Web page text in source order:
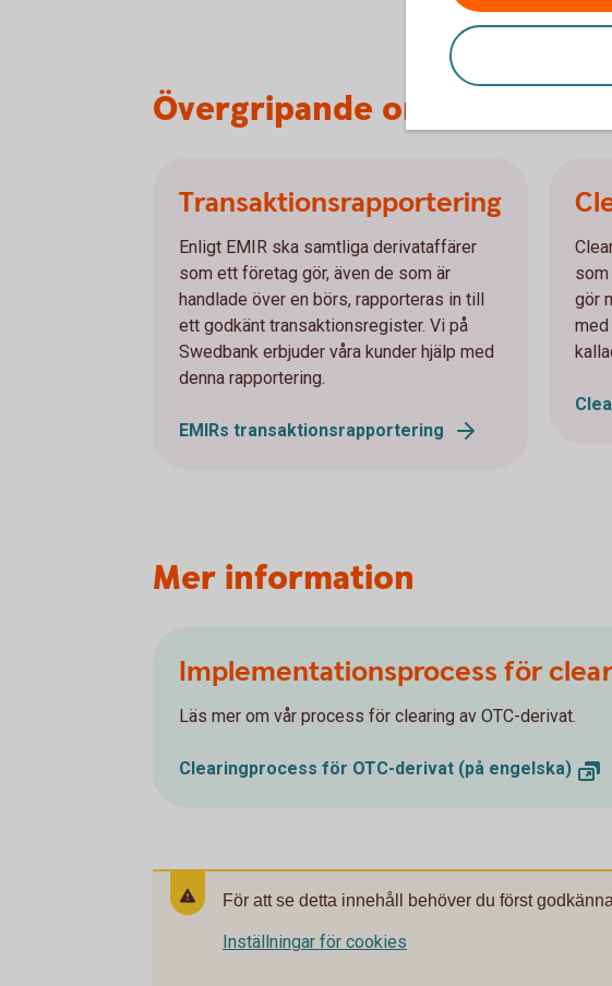
Övergripande områden
Transaktionsrapportering
Enligt EMIR ska samtliga derivataffärer
som ett företag gör, även de som är
handlade över en börs, rapporteras in till
ett godkänt transaktionsregister. Vi på
Swedbank erbjuder våra kunder hjälp med
denna rapportering.
EMIRs transaktionsrapportering
gör
Mer information
Implementationsprocess för
Läs mer om vår process för clearing av OTC-derivat.
Clearingprocess för OTC-derivat (på engelska)
För att se detta innehåll behöver du först
Inställningar för cookies